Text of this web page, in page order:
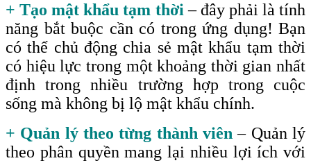
+ Tạo mật khẩu tạm thời – đây phải là tính
năng bắt buộc cần có trong ứng dụng! Bạn
có thể chủ động chia sẻ mật khẩu tạm thời
có hiệu lực trong một khoảng thời gian nhất
định trong nhiều trường hợp trong cuộc
sống mà không bị lộ mật khẩu chính.
+ Quản lý theo từng thành viên – Quản lý
theo phân quyền mang lại nhiều lợi ích với